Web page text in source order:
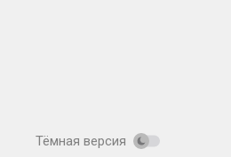
Тёмная версия